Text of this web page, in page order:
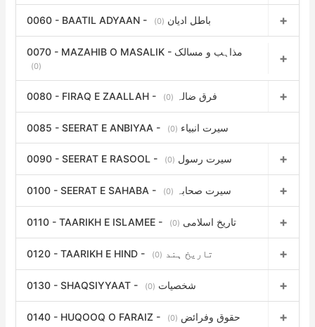
0060 - BAATIL ADYAAN - باطل ادیان (0)
0070 - MAZAHIB O MASALIK - مذاہب و مسالک
(0)
0080 - FIRAQ E ZAALLAH - فرق ضالہ (0)
0085 - SEERAT E ANBIYAA - سیرت انبیاء (0)
0090 - SEERAT E RASOOL - سیرت رسول (0)
0100 - SEERAT E SAHABA - سیرت صحابہ (0)
0110 - TAARIKH E ISLAMEE - تاریخ اسلامی (0)
0120 - TAARIKH E HIND - تاریخ ہند (0)
0130 - SHAQSIYYAAT - شخصیات (0)
0140 - HUQOOQ O FARAIZ - حقوق وفرائض (0)